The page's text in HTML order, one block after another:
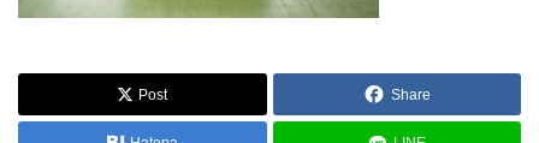
Post Share